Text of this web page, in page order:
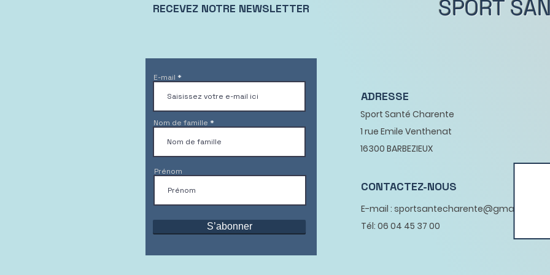
de rendez-vous
RECEVEZ NOTRE NEWSLETTER
E-mail
Nom de famille
Prénom
S’abonner
SPORT
ADRESSE
Sport Santé Charente
1 rue Emile Venthenat
16300 BARBEZIEUX
CONTACTEZ-NOUS
E-mail : sportsantecharente@gmail.com
Tél: 06 04 45 37 00